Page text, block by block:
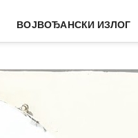
ВОЈВОЂАНСКИ ИЗЛОГ